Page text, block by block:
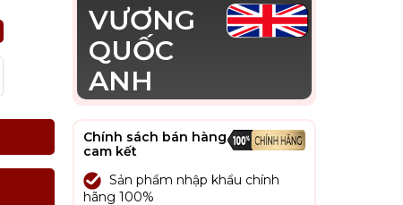
VƯƠNG
QUỐC
ANH
Chính sách bán hàng
cam kết
Sản phẩm nhập khẩu chính
hãng 100%